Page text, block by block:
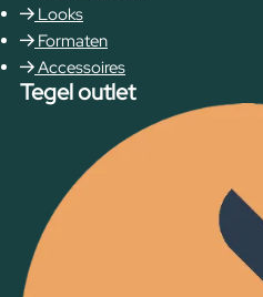
Looks
Formaten
Accessoires
Tegel outlet